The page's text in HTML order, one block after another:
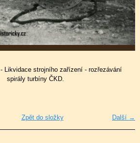
Likvidace strojního zařízení - rozřezávání
spirály turbíny ČKD.
Další →
Zpět do složky